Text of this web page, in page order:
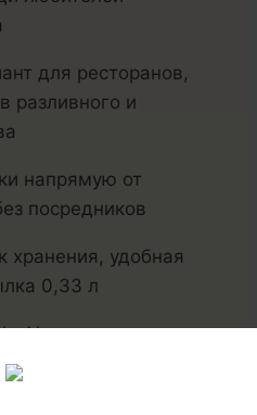
для ресторанов,
разливного и
напрямую от
посредников
хранения, удобная
0,33 л
Ale» оптом и
качественное